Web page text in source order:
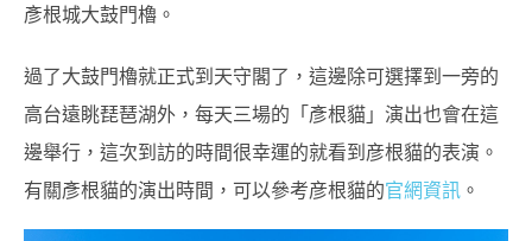
彥根城大鼓門櫓。
過了大鼓門櫓就正式到天守閣了，這邊除可選擇到一旁的
高台遠眺琵琶湖外，每天三場的「彥根貓」演出也會在這
邊舉行，這次到訪的時間很幸運的就看到彦根貓的表演。
有關彥根貓的演出時間，可以參考彦根貓的官網資訊 。